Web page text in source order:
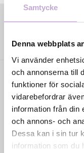
Samtycke
Denna webbplats
Vi använder
och annonserna till
funktioner för
vidarebefordrar
information från din
och annons- och
Dessa kan i sin tur
information som du
Film Stockholm